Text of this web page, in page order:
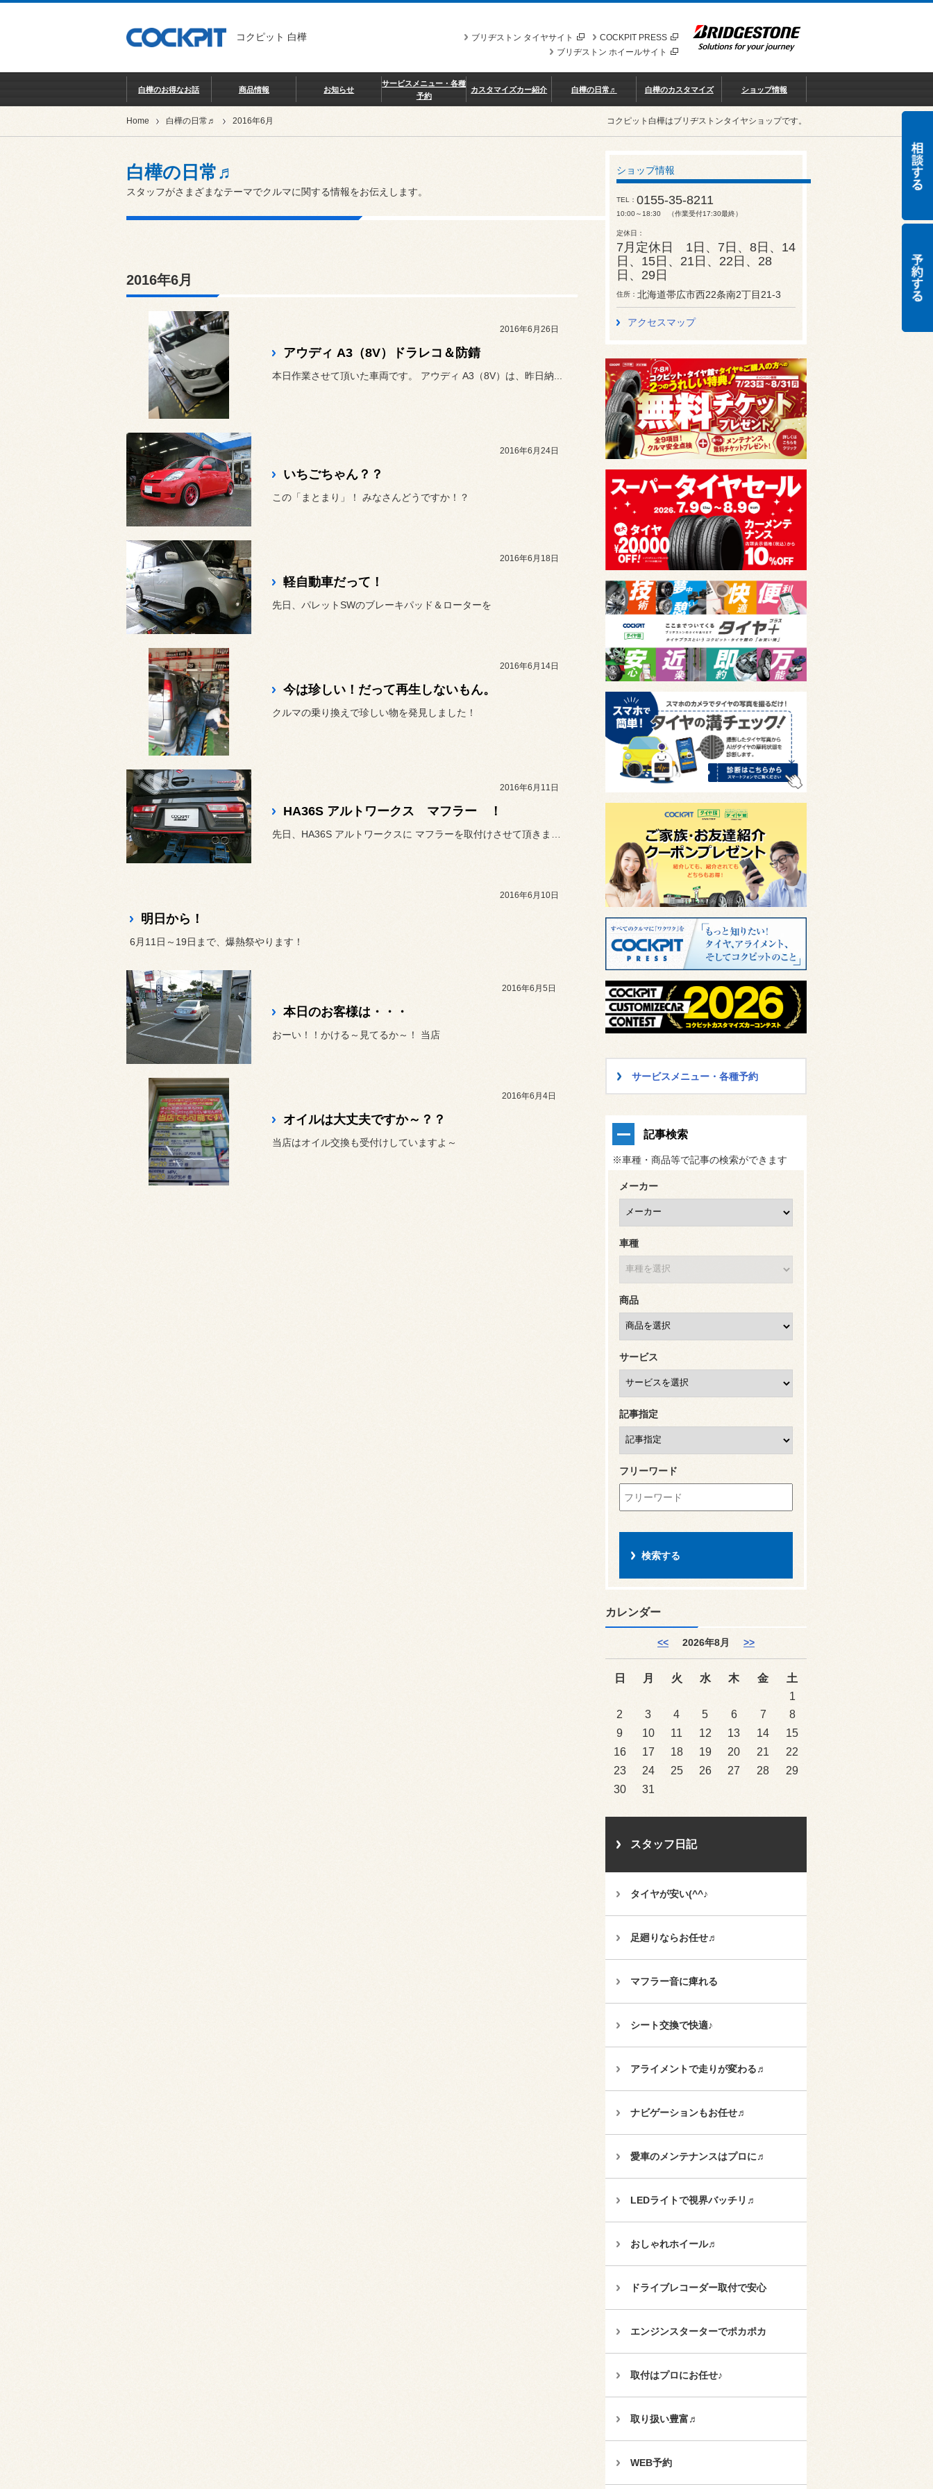
コクピット 白樺 COCKPIT PRESS
ブリヂストン タイヤサイト
ブリヂストン ホイールサイト
白樺のお得なお話 商品情報 お知らせ
サービスメニュー・各種
予約
カスタマイズカー紹介 白樺の日常♬ 白樺のカスタマイズ ショップ情報
Home 白樺の日常♬ 2016年6月 コクピット白樺はブリヂストンタイヤショップです。
白樺の日常♬
スタッフがさまざまなテーマでクルマに関する情報をお伝えします。
2016年6月
2016年6月26日
アウディ A3（8V）ドラレコ＆防錆
本日作業させて頂いた車両です。 アウディ A3（8V）は、昨日納...
2016年6月24日
いちごちゃん？？
この「まとまり」！ みなさんどうですか！？
2016年6月18日
軽自動車だって！
先日、パレットSWのブレーキパッド＆ローターを
2016年6月14日
今は珍しい！だって再生しないもん。
クルマの乗り換えで珍しい物を発見しました！
2016年6月11日
HA36S アルトワークス マフラー ！
2016年6月10日
明日から！
6月11日～19日まで、爆熱祭やります！
2016年6月5日
本日のお客様は・・・
おーい！！かける～見てるか～！ 当店
2016年6月4日
オイルは大丈夫ですか～？？
当店はオイル交換も受付けしていますよ～
ショップ情報
TEL 0155-35-8211
10:00～18:30 （作業受付17:30最終）
定休日
7月定休日 1日、7日、8日、14
日、15日、21日、22日、28
日、29日
住所 北海道帯広市西22条南2丁目21-3
アクセスマップ
サービスメニュー・各種予約
記事検索
※車種・商品等で記事の検索ができます
メーカー
車種
商品
サービス
記事指定
フリーワード
カレンダー
<< 2026年8月 >>
日 月 火 水 木 金
土
1
2
3 4 5 6 7
8
9
10 11 12 13 14
15
16
17 18 19 20 21
22
23
24 25 26 27 28
29
30
31
スタッフ日記
タイヤが安い(^^♪
足廻りならお任せ♬
マフラー音に痺れる
シート交換で快適♪
アライメントで走りが変わる♬
ナビゲーションもお任せ♬
愛車のメンテナンスはプロに♬
LEDライトで視界バッチリ♬
おしゃれホイール♬
ドライブレコーダー取付で安心
エンジンスターターでポカポカ
取付はプロにお任せ♪
取り扱い豊富♬
WEB予約